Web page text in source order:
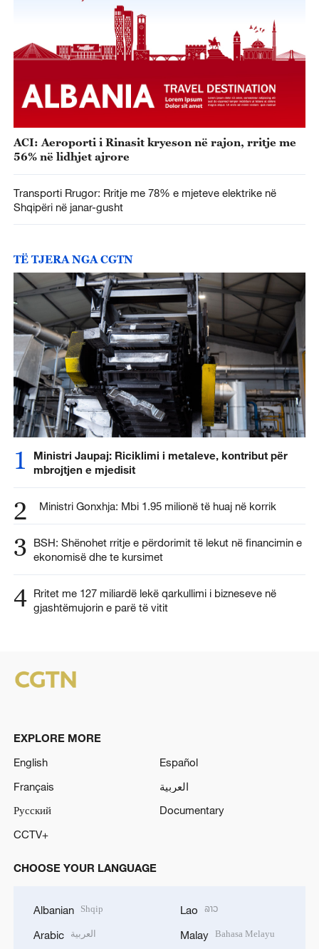
ACI: Aeroporti i Rinasit kryeson në rajon, rritje me
56% në lidhjet ajrore
Transporti Rrugor: Rritje me 78% e mjeteve elektrike në
Shqipëri në janar-gusht
TË TJERA NGA CGTN
1
Ministri Jaupaj: Riciklimi i metaleve, kontribut për
mbrojtjen e mjedisit
2 Ministri Gonxhja: Mbi 1.95 milionë të huaj në korrik
3
BSH: Shënohet rritje e përdorimit të lekut në financimin e
ekonomisë dhe te kursimet
4 Rritet me 127 miliardë lekë qarkullimi i bizneseve në
gjashtëmujorin e parë të vitit
EXPLORE MORE
English
Español
Français
العربية
Русский
Documentary
CCTV+
CHOOSE YOUR LANGUAGE
Albanian Shqip
Arabic العربية
Lao ລາວ
Malay Bahasa Melayu